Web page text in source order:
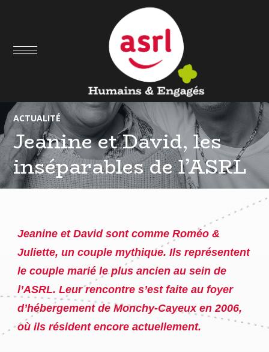
ACTUALITÉ
Jeanine et David, les
inséparables de l’ASRL
Jeanine et David sont comme Roméo &
Juliette, un couple mythique. Ils représentent
le couple marié le plus ancien au sein de
l’ASRL. Leur rencontre s’est faite au foyer
d’hébergement de Monchy-Cayeux en 2006,
où ils résident encore actuellement.